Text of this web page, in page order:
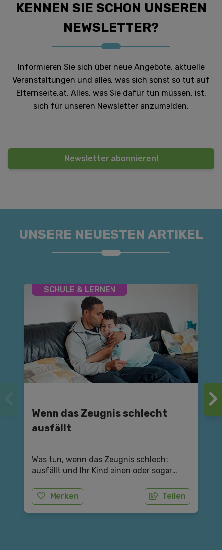
KENNEN SIE SCHON UNSEREN
NEWSLETTER?
Informieren Sie sich über neue Angebote, aktuelle
Veranstaltungen und alles, was sich sonst so tut auf
Elternseite.at. Alles, was Sie dafür tun müssen, ist,
sich für unseren Newsletter anzumelden.
Newsletter abonnieren!
UNSERE NEUESTEN ARTIKEL
SCHULE & LERNEN
Wenn das Zeugnis schlecht
ausfällt
Was tun, wenn das Zeugnis schlecht
ausfällt und Ihr Kind einen oder sogar
weiter.Merken Teilen